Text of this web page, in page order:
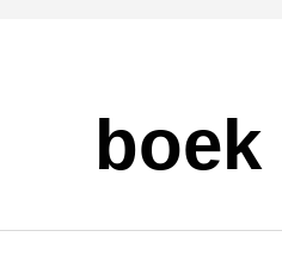
boek